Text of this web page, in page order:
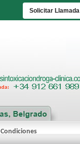
Solicitar Llamada
Condiciones